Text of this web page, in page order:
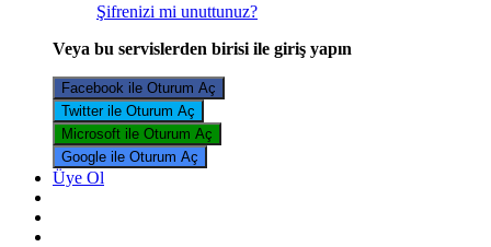
Şifrenizi mi unuttunuz?
Veya bu servislerden birisi ile giriş yapın
Facebook ile Oturum Aç
Twitter ile Oturum Aç
Microsoft ile Oturum Aç
Google ile Oturum Aç
Üye Ol